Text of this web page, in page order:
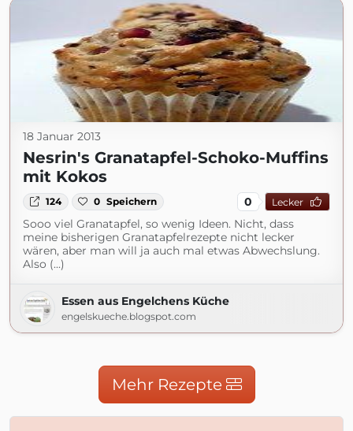
18 Januar 2013
Nesrin's Granatapfel-Schoko-Muffins
mit Kokos
124 0 Speichern 0 Lecker
Sooo viel Granatapfel, so wenig Ideen. Nicht, dass
meine bisherigen Granatapfelrezepte nicht lecker
wären, aber man will ja auch mal etwas Abwechslung.
Also (...)
Essen aus Engelchens Küche
engelskueche.blogspot.com
Mehr Rezepte